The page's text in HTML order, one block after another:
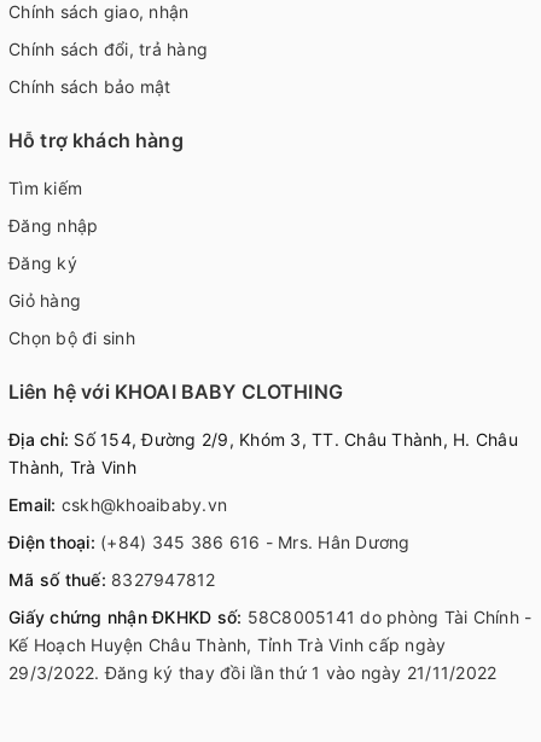
Chính sách giao, nhận
Chính sách đổi, trả hàng
Chính sách bảo mật
Hỗ trợ khách hàng
Tìm kiếm
Đăng nhập
Đăng ký
Giỏ hàng
Chọn bộ đi sinh
Liên hệ với KHOAI BABY CLOTHING
Địa chỉ: Số 154, Đường 2/9, Khóm 3, TT. Châu Thành, H. Châu
Thành, Trà Vinh
Email: cskh@khoaibaby.vn
Điện thoại: (+84) 345 386 616 - Mrs. Hân Dương
Mã số thuế: 8327947812
Giấy chứng nhận ĐKHKD số: 58C8005141 do phòng Tài Chính -
Kế Hoạch Huyện Châu Thành, Tỉnh Trà Vinh cấp ngày
29/3/2022. Đăng ký thay đồi lần thứ 1 vào ngày 21/11/2022